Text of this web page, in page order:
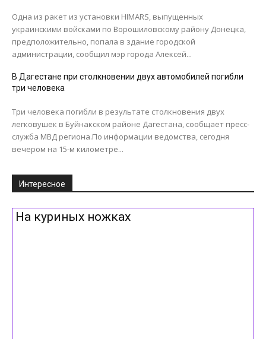
Одна из ракет из установки HIMARS, выпущенных
украинскими войсками по Ворошиловскому району Донецка,
предположительно, попала в здание городской
администрации, сообщил мэр города Алексей...
В Дагестане при столкновении двух автомобилей погибли
три человека
Три человека погибли в результате столкновения двух
легковушек в Буйнакском районе Дагестана, сообщает пресс-
служба МВД региона.По информации ведомства, сегодня
вечером на 15-м километре...
Интересное
На куриных ножках